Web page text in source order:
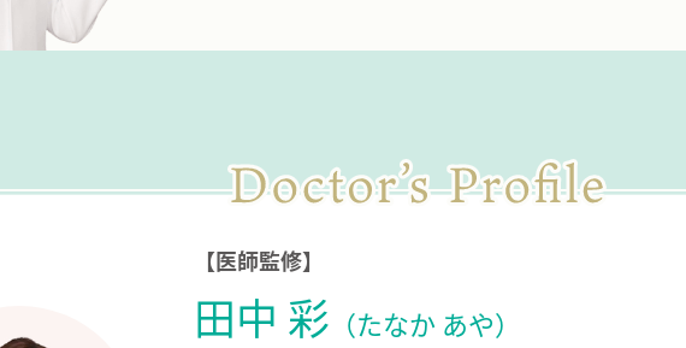
【医師監修】
田中 彩 （たなか あや）